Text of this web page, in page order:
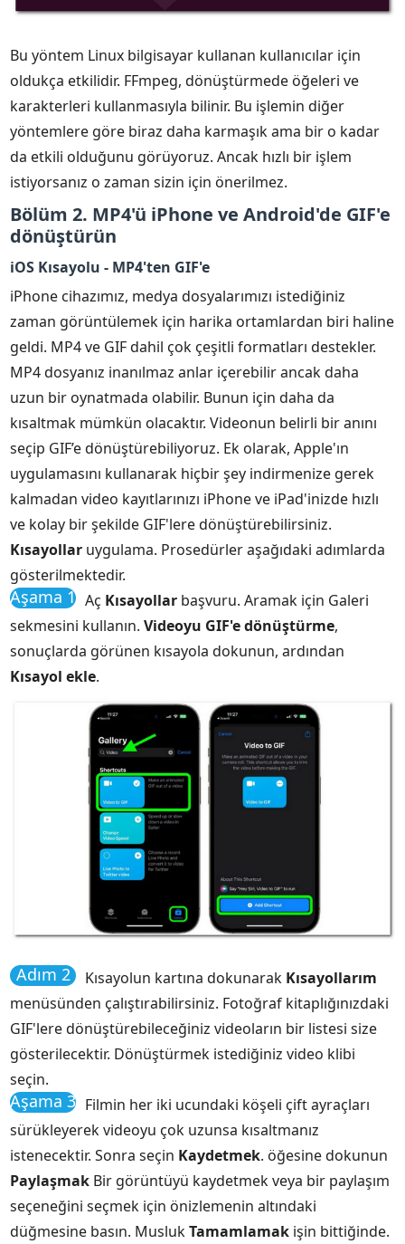
Bu yöntem Linux bilgisayar kullanan kullanıcılar için
oldukça etkilidir. FFmpeg, dönüştürmede öğeleri ve
karakterleri kullanmasıyla bilinir. Bu işlemin diğer
yöntemlere göre biraz daha karmaşık ama bir o kadar
da etkili olduğunu görüyoruz. Ancak hızlı bir işlem
istiyorsanız o zaman sizin için önerilmez.
Bölüm 2. MP4'ü iPhone ve Android'de GIF'e
dönüştürün
iOS Kısayolu - MP4'ten GIF'e
iPhone cihazımız, medya dosyalarımızı istediğiniz
zaman görüntülemek için harika ortamlardan biri haline
geldi. MP4 ve GIF dahil çok çeşitli formatları destekler.
MP4 dosyanız inanılmaz anlar içerebilir ancak daha
uzun bir oynatmada olabilir. Bunun için daha da
kısaltmak mümkün olacaktır. Videonun belirli bir anını
seçip GIF’e dönüştürebiliyoruz. Ek olarak, Apple'ın
uygulamasını kullanarak hiçbir şey indirmenize gerek
kalmadan video kayıtlarınızı iPhone ve iPad'inizde hızlı
ve kolay bir şekilde GIF'lere dönüştürebilirsiniz.
Kısayollar uygulama. Prosedürler aşağıdaki adımlarda
gösterilmektedir.
Aşama 1 Aç Kısayollar başvuru. Aramak için Galeri
sekmesini kullanın.Videoyu GIF'e dönüştürme,
sonuçlarda görünen kısayola dokunun, ardından
Kısayol ekle.
Adım 2 Kısayolun kartına dokunarak Kısayollarım
menüsünden çalıştırabilirsiniz. Fotoğraf kitaplığınızdaki
GIF'lere dönüştürebileceğiniz videoların bir listesi size
gösterilecektir. Dönüştürmek istediğiniz video klibi
seçin.
Aşama 3 Filmin her iki ucundaki köşeli çift ayraçları
sürükleyerek videoyu çok uzunsa kısaltmanız
istenecektir. Sonra seçin Kaydetmek. öğesine dokunun
Paylaşmak Bir görüntüyü kaydetmek veya bir paylaşım
seçeneğini seçmek için önizlemenin altındaki
düğmesine basın. MuslukTamamlamak işin bittiğinde.